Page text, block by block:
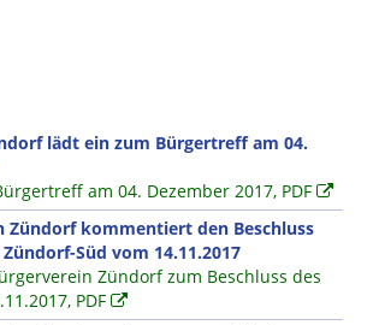
lädt ein zum Bürgertreff am 04.
am 04. Dezember 2017, PDF
Zündorf kommentiert den Beschluss
Süd vom 14.11.2017
Zündorf zum Beschluss des
PDF